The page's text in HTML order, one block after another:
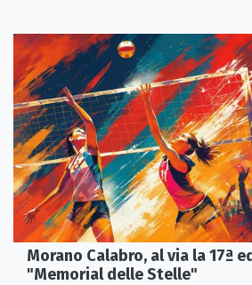
Morano Calabro, al via la 17ª
"Memorial delle Stelle"